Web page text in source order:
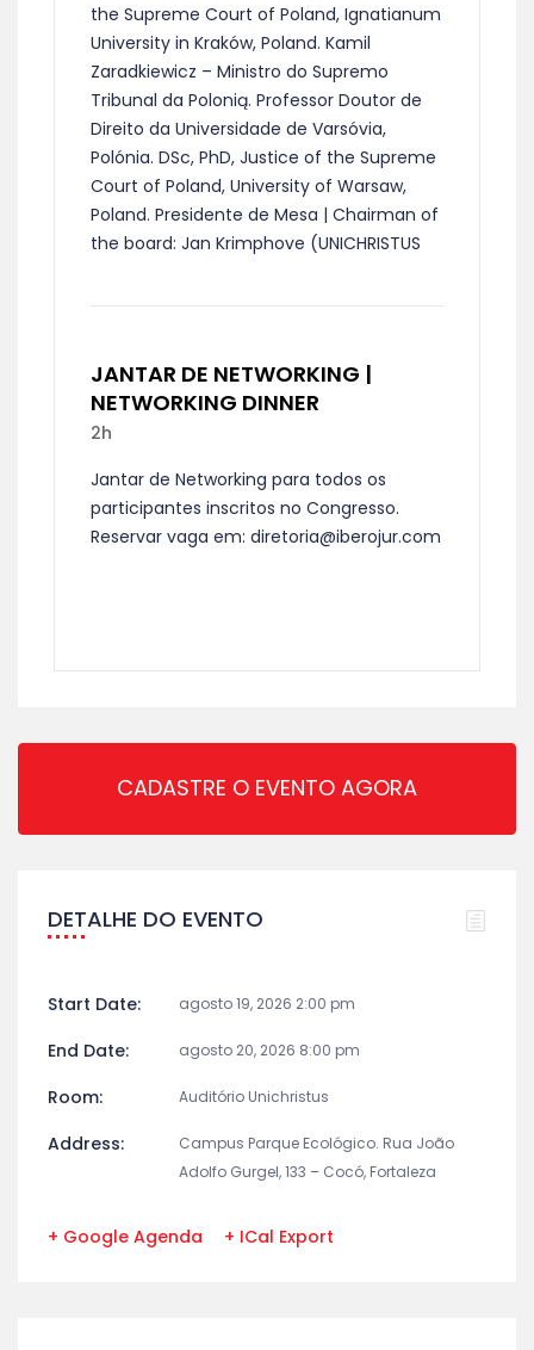
the Supreme Court of Poland, Ignatianum
University in Kraków, Poland. Kamil
Zaradkiewicz – Ministro do Supremo
Tribunal da Polonią. Professor Doutor de
Direito da Universidade de Varsóvia,
Polónia. DSc, PhD, Justice of the Supreme
Court of Poland, University of Warsaw,
Poland. Presidente de Mesa | Chairman of
the board: Jan Krimphove (UNICHRISTUS
JANTAR DE NETWORKING |
NETWORKING DINNER
2h
Jantar de Networking para todos os
participantes inscritos no Congresso.
Reservar vaga em: diretoria@iberojur.com
CADASTRE O EVENTO AGORA
DETALHE DO EVENTO
Start Date: agosto 19, 2026 2:00 pm
End Date: agosto 20, 2026 8:00 pm
Room: Auditório Unichristus
Address:
Campus Parque Ecológico. Rua João
Adolfo Gurgel, 133 – Cocó, Fortaleza
+ Google Agenda + ICal Export